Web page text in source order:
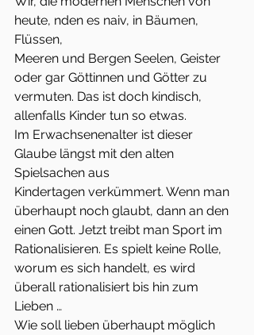
heute, nden es naiv, in Bäumen,
Flüssen,
Meeren und Bergen Seelen, Geister
oder gar Göttinnen und Götter zu
vermuten. Das ist doch kindisch,
allenfalls Kinder tun so etwas.
Im Erwachsenenalter ist dieser
Glaube längst mit den alten
Spielsachen aus
Kindertagen verkümmert. Wenn man
überhaupt noch glaubt, dann an den
einen Gott. Jetzt treibt man Sport im
Rationalisieren. Es spielt keine Rolle,
worum es sich handelt, es wird
überall rationalisiert bis hin zum
Lieben …
Wie soll lieben überhaupt möglich